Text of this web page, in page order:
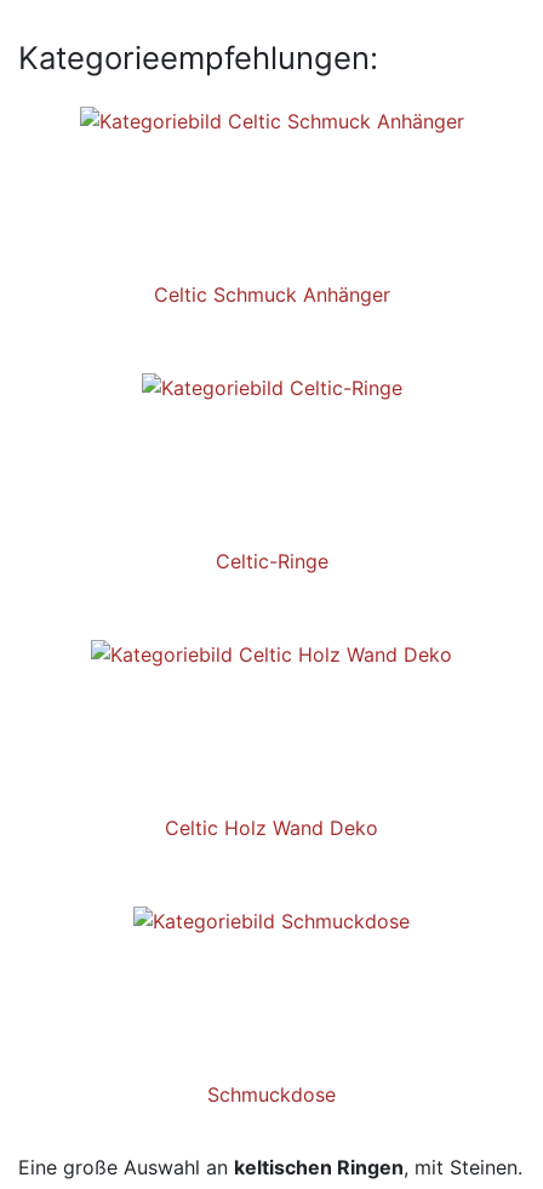
Kategorieempfehlungen:
Celtic Schmuck Anhänger
Celtic-Ringe
Celtic Holz Wand Deko
Schmuckdose
Eine große Auswahl an keltischen Ringen, mit Steinen.